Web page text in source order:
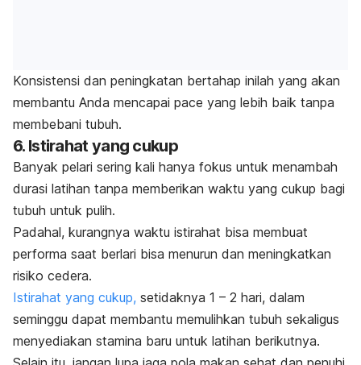
Konsistensi dan peningkatan bertahap inilah yang akan
membantu Anda mencapai pace yang lebih baik tanpa
membebani tubuh.
6. Istirahat yang cukup
Banyak pelari sering kali hanya fokus untuk menambah
durasi latihan tanpa memberikan waktu yang cukup bagi
tubuh untuk pulih.
Padahal, kurangnya waktu istirahat bisa membuat
performa saat berlari bisa menurun dan meningkatkan
risiko cedera.
Istirahat yang cukup, setidaknya 1 – 2 hari, dalam
seminggu dapat membantu memulihkan tubuh sekaligus
menyediakan stamina baru untuk latihan berikutnya.